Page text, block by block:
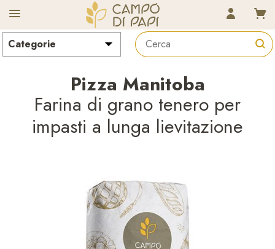
Pizza Manitoba
Farina di grano tenero per
impasti a lunga lievitazione